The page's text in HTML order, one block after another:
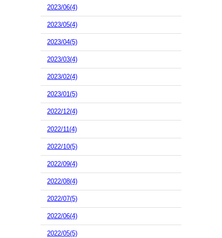
2023/06(4)
2023/05(4)
2023/04(5)
2023/03(4)
2023/02(4)
2023/01(5)
2022/12(4)
2022/11(4)
2022/10(5)
2022/09(4)
2022/08(4)
2022/07(5)
2022/06(4)
2022/05(5)